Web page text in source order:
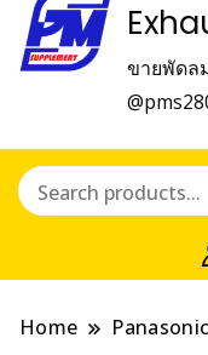
ขายพัดล
Home